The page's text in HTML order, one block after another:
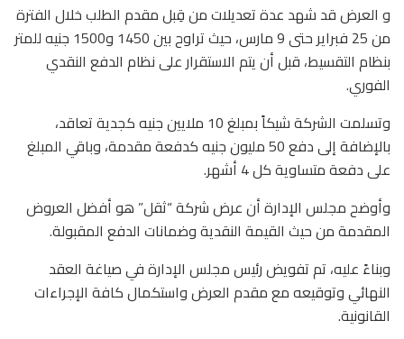
و العرض قد شهد عدة تعديلات من قِبل مقدم الطلب خلال الفترة
من 25 فبراير حتى 9 مارس، حيث تراوح بين 1450 و1500 جنيه للمتر
بنظام التقسيط، قبل أن يتم الاستقرار على نظام الدفع النقدي
الفوري.
وتسلمت الشركة شيكاً بمبلغ 10 ملايين جنيه كجدية تعاقد،
بالإضافة إلى دفع 50 مليون جنيه كدفعة مقدمة، وباقي المبلغ
على دفعة متساوية كل 4 أشهر.
وأوضح مجلس الإدارة أن عرض شركة “ثقل” هو أفضل العروض
المقدمة من حيث القيمة النقدية وضمانات الدفع المقبولة.
وبناءً عليه، تم تفويض رئيس مجلس الإدارة في صياغة العقد
النهائي وتوقيعه مع مقدم العرض واستكمال كافة الإجراءات
القانونية.